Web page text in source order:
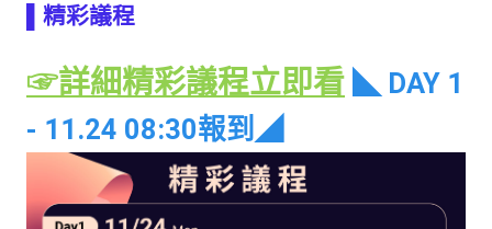
▌精彩議程
☞詳細精彩議程立即看 ◣ DAY 1
- 11.24 08:30報到◢